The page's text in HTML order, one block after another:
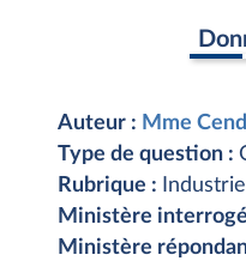
Auteur : Mme
Type de question :
Rubrique :
Industrie
Ministère
Ministère